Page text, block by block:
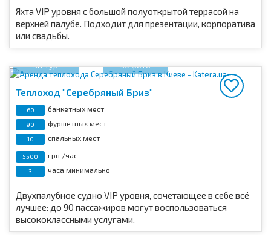
Яхта VIP уровня с большой полуоткрытой террасой на
верхней палубе. Подходит для презентации, корпоратива
или свадьбы.
3D тур 30 фото
Теплоход "Серебряный Бриз"
60 банкетных мест
90 фуршетных мест
10 спальных мест
5500 грн./час
3 часа минимально
Двухпалубное судно VIP уровня, сочетающее в себе всё
лучшее: до 90 пассажиров могут воспользоваться
высококлассными услугами.